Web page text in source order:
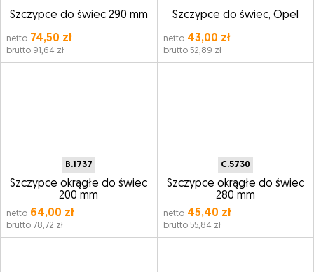
Szczypce do świec 290 mm
netto 74,50 zł
brutto 91,64 zł
Szczypce do świec, Opel
netto43,00 zł
brutto 52,89 zł
B.1737
Szczypce okrągłe do świec
200 mm
netto 64,00 zł
brutto 78,72 zł
C.5730
Szczypce okrągłe do świec
280 mm
netto45,40 zł
brutto 55,84 zł